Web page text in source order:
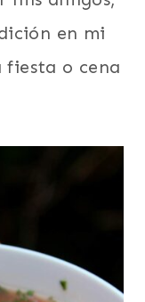
en mi
fiesta o cena